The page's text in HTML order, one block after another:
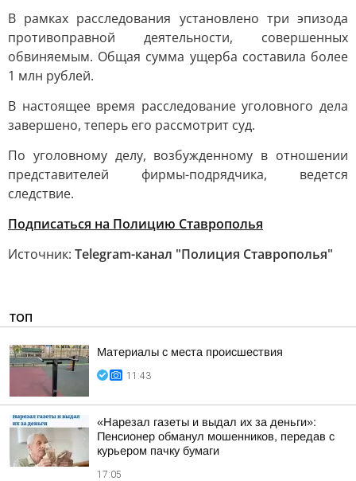
В рамках расследования установлено три эпизода
противоправной деятельности, совершенных
обвиняемым. Общая сумма ущерба составила более
1 млн рублей.
В настоящее время расследование уголовного дела
завершено, теперь его рассмотрит суд.
По уголовному делу, возбужденному в отношении
представителей фирмы-подрядчика, ведется
следствие.
Подписаться на Полицию Ставрополья
Источник: Telegram-канал "Полиция Ставрополья"
ТОП
Материалы с места происшествия
11:43
«Нарезал газеты и выдал их за деньги»:
Пенсионер обманул мошенников, передав с
курьером пачку бумаги
17:05